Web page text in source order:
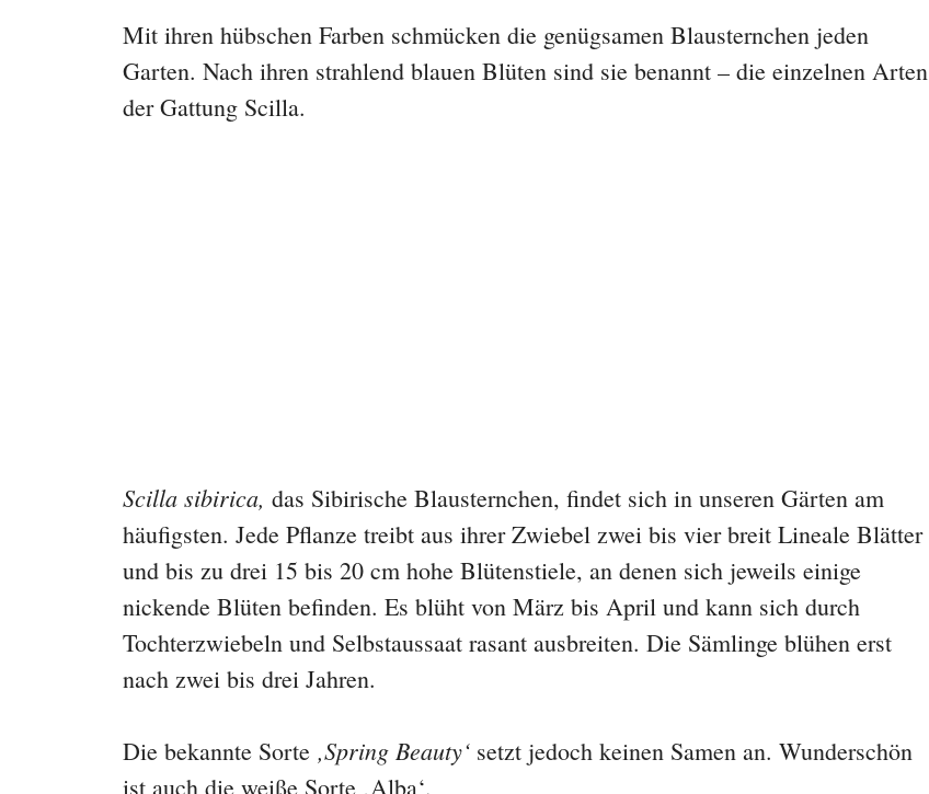
Mit ihren hübschen Farben schmücken die genügsamen Blausternchen jeden
Garten. Nach ihren strahlend blauen Blüten sind sie benannt – die einzelnen Arten
der Gattung Scilla.
Scilla sibirica, das Sibirische Blausternchen, findet sich in unseren Gärten am
häufigsten. Jede Pflanze treibt aus ihrer Zwiebel zwei bis vier breit Lineale Blätter
und bis zu drei 15 bis 20 cm hohe Blütenstiele, an denen sich jeweils einige
nickende Blüten befinden. Es blüht von März bis April und kann sich durch
Tochterzwiebeln und Selbstaussaat rasant ausbreiten. Die Sämlinge blühen erst
nach zwei bis drei Jahren.
Die bekannte Sorte ‚Spring Beauty‘ setzt jedoch keinen Samen an. Wunderschön
ist auch die weiße Sorte ‚Alba‘.